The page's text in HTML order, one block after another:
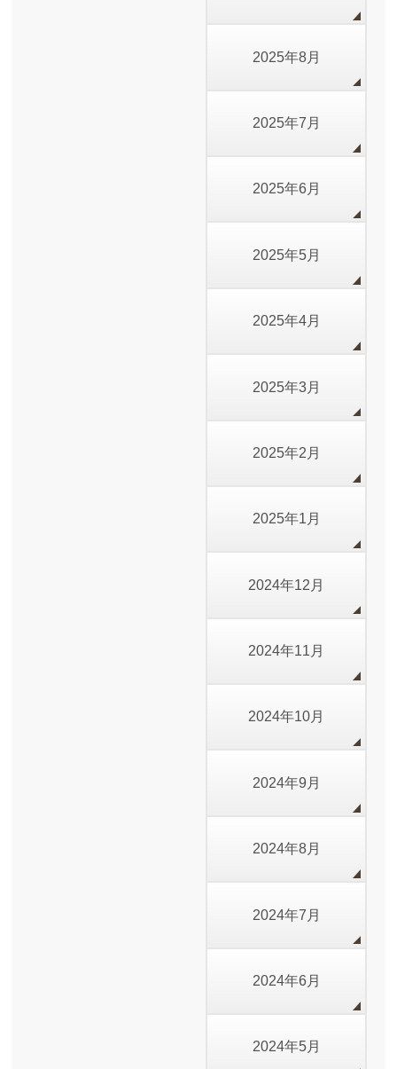
2025年8月
2025年7月
2025年6月
2025年5月
2025年4月
2025年3月
2025年2月
2025年1月
2024年12月
2024年11月
2024年10月
2024年9月
2024年8月
2024年7月
2024年6月
2024年5月